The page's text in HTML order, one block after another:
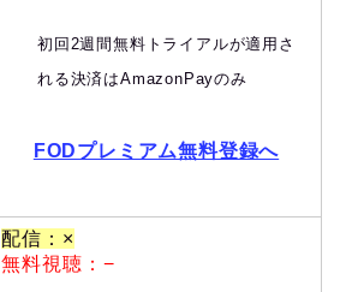
初回2週間無料トライアルが適用さ
れる決済はAmazonPayのみ
FODプレミアム無料登録へ
配信：×
無料視聴：−